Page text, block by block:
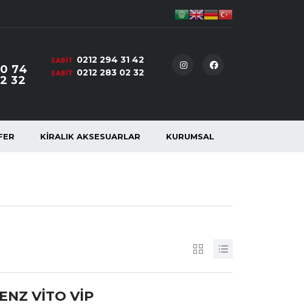
SABIT 0212 294 31 42
SABIT 0212 283 02 32
74
32
KIRALIK AKSESUARLAR KURUMSAL
VİTO VİP